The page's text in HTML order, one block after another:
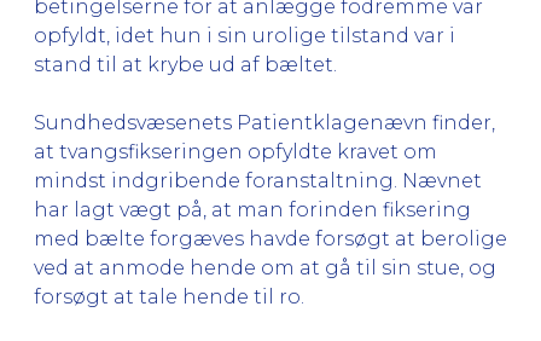
betingelserne for at anlægge fodremme var
opfyldt, idet hun i sin urolige tilstand var i
stand til at krybe ud af bæltet.
Sundhedsvæsenets Patientklagenævn finder,
at tvangsfikseringen opfyldte kravet om
mindst indgribende foranstaltning. Nævnet
har lagt vægt på, at man forinden fiksering
med bælte forgæves havde forsøgt at berolige
ved at anmode hende om at gå til sin stue, og
forsøgt at tale hende til ro.